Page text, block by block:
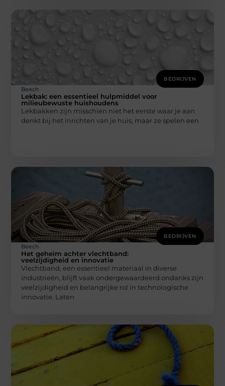
BEDRIJVEN
Beech
Lekbak: een essentieel hulpmiddel voor
milieubewuste huishoudens
Lekbakken zijn misschien niet het eerste waar je aan
denkt bij het inrichten van je huis, maar ze spelen een
BEDRIJVEN
Beech
Het geheim achter vlechtband:
veelzijdigheid en innovatie
Vlechtband, een essentieel materiaal in diverse
industrieën, blijft vaak ondergewaardeerd ondanks zijn
veelzijdigheid en belangrijke rol in technologische
innovatie. Laten